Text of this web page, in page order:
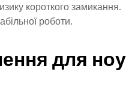
короткого замикання.
роботи.
для